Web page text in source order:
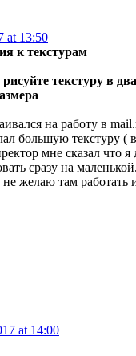
at 13:50
к текстурам
текстуру в
на работу в
большую текстуру (
мне сказал что я
сразу на
не желаю там работать
at 14:00